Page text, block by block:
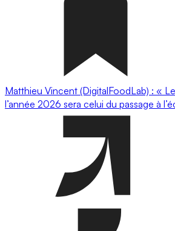
Matthieu Vincent (DigitalFoodLab) : «
l’année 2026 sera celui du passage à